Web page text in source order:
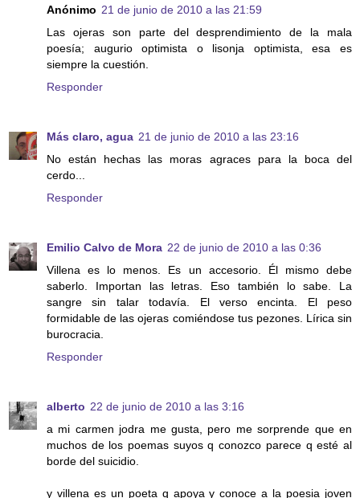
Anónimo 21 de junio de 2010 a las 21:59
Las ojeras son parte del desprendimiento de la mala
poesía; augurio optimista o lisonja optimista, esa es
siempre la cuestión.
Responder
Más claro, agua 21 de junio de 2010 a las 23:16
No están hechas las moras agraces para la boca del
cerdo...
Responder
Emilio Calvo de Mora 22 de junio de 2010 a las 0:36
Villena es lo menos. Es un accesorio. Él mismo debe
saberlo. Importan las letras. Eso también lo sabe. La
sangre sin talar todavía. El verso encinta. El peso
formidable de las ojeras comiéndose tus pezones. Lírica sin
burocracia.
Responder
alberto 22 de junio de 2010 a las 3:16
a mi carmen jodra me gusta, pero me sorprende que en
muchos de los poemas suyos q conozco parece q esté al
borde del suicidio.
y villena es un poeta q apoya y conoce a la poesia joven